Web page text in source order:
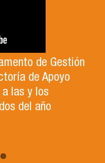
de Gestión
de Apoyo
las y los
del año
el
por el
de
de la Facultad
de nuestro
para el cargo
2025-2026.